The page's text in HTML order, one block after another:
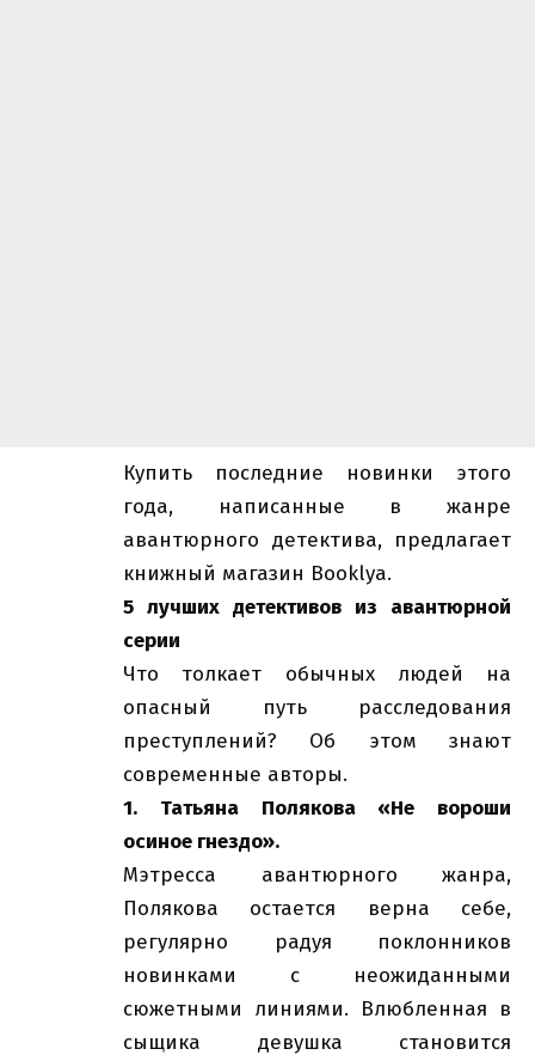
Купить последние новинки этого
года, написанные в жанре
авантюрного детектива, предлагает
книжный магазин Booklya.
5 лучших детективов из авантюрной
серии
Что толкает обычных людей на
опасный путь расследования
преступлений? Об этом знают
современные авторы.
1. Татьяна Полякова «Не вороши
осиное гнездо».
Мэтресса авантюрного жанра,
Полякова остается верна себе,
регулярно радуя поклонников
новинками с неожиданными
сюжетными линиями. Влюбленная в
сыщика девушка становится